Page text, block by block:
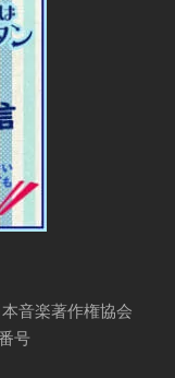
音楽著作権協会
号